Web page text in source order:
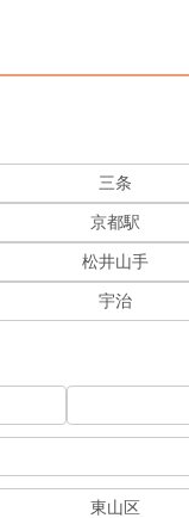
三条
京都駅
松井山手
宇治
東山区